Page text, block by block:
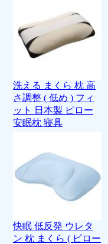
洗える まくら 枕 高
さ調整 ( 低め ) フィ
ット 日本製 ピロー
安眠枕 寝具
快眠 低反発 ウレタ
ン 枕 まくら ( ピロー